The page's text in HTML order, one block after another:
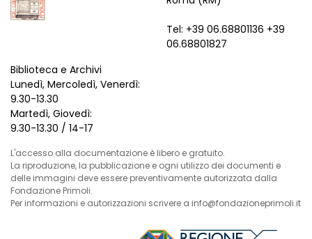
Tel: +39 06.68801136 +39
06.68801827
Biblioteca e Archivi
Lunedì, Mercoledì, Venerdì:
9.30-13.30
Martedì, Giovedì:
9.30-13.30 / 14-17
L'accesso alla documentazione è libero e gratuito.
La riproduzione, la pubblicazione e ogni utilizzo dei documenti e
delle immagini deve essere preventivamente autorizzata dalla
Fondazione Primoli.
Per informazioni e autorizzazioni scrivere a info@fondazioneprimoli.it